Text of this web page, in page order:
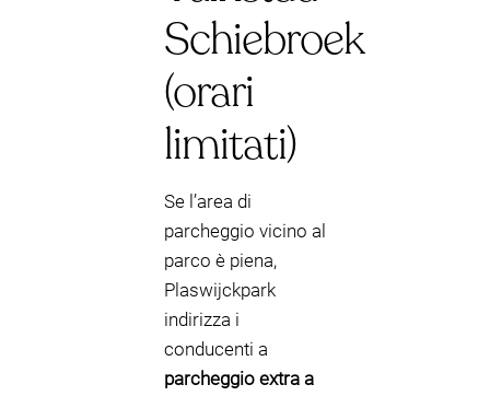
Schiebroek
(orari
limitati)
Se l’area di
parcheggio vicino al
parco è piena,
Plaswijckpark
indirizza i
conducenti a
parcheggio extra a